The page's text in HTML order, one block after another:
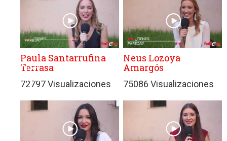
GRUPO
EDITORIAL
PRENSA
FESTIVA
Paula Santarrufina
Terrasa
72797 Visualizaciones
Neus Lozoya
Amargós
75086 Visualizaciones